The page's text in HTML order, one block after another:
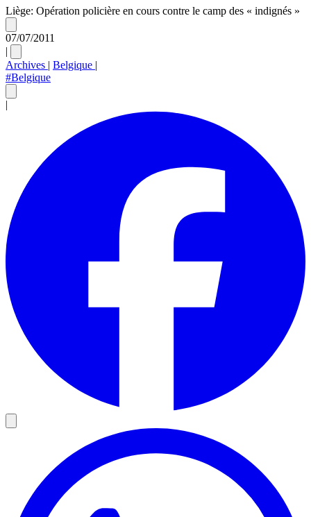
Liège: Opération policière en cours contre le camp des « indignés »
07/07/2011
|
Archives | Belgique |
#Belgique
|